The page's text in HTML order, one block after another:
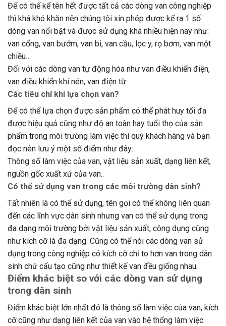
Để có thể kể tên hết được tất cả các dòng van công nghiệp
thì khá khó khăn nên chúng tôi xin phép được kể ra 1 số
dòng van nổi bật và được sử dụng khá nhiều hiện nay như:
van cổng, van bướm, van bi, van cầu, lọc y, rọ bơm, van một
chiều…
Đối với các dòng van tự động hóa như van điều khiển điện,
van điều khiển khí nén, van điện từ.
Các tiêu chí khi lựa chọn van?
Để có thể lựa chọn được sản phẩm có thể phát huy tối đa
được hiệu quả cũng như độ an toàn hay tuổi thọ của sản
phẩm trong môi trường làm việc thì quý khách hàng và bạn
đọc nên lưu ý một số điểm như đây:
Thông số làm việc của van, vật liệu sản xuất, dạng liên kết,
nguồn gốc xuất xứ của van..
Có thể sử dụng van trong các môi trường dân sinh?
Tất nhiên là có thể sử dụng, tên gọi có thể không liên quan
đến các lĩnh vực dân sinh nhưng van có thể sử dụng trong
đa dạng môi trường bởi vật liệu sản xuất, công dụng cũng
như kích cỡ là đa dạng. Cũng có thể nói các dòng van sử
dụng trong công nghiệp có kích cỡ chỉ to hơn van trong dân
sinh chứ cấu tạo cũng như thiết kế van đều giống nhau.
Điểm khác biệt so với các dòng van sử dụng
trong dân sinh
Điểm khác biệt lớn nhất đó là thông số làm việc của van, kích
cỡ cũng như dạng liên kết của van vào hệ thống làm việc.